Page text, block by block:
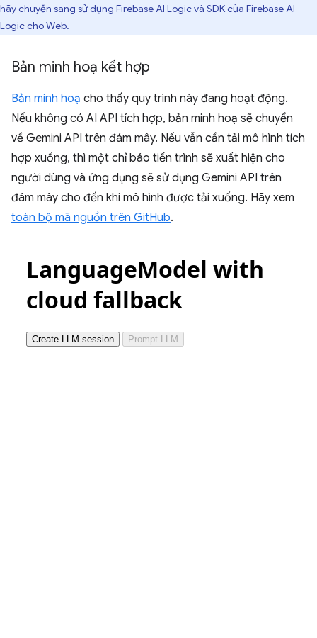
hãy chuyển sang sử dụng Firebase AI Logicvà SDK của Firebase AI
Logic cho Web.
Bản minh hoạ kết hợp
Bản minh hoạ cho thấy quy trình này đang hoạt động.
Nếu không có AI API tích hợp, bản minh hoạ sẽ chuyển
về Gemini API trên đám mây. Nếu vẫn cần tải mô hình tích
hợp xuống, thì một chỉ báo tiến trình sẽ xuất hiện cho
người dùng và ứng dụng sẽ sử dụng Gemini API trên
đám mây cho đến khi mô hình được tải xuống. Hãy xem
toàn bộ mã nguồn trên GitHub.